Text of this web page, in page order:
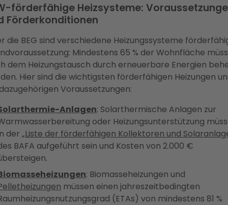
förderfähige Heizsysteme:
Förderkonditionen
die BEG sind verschiedene Heizungssysteme
Mindestens 65 % der Wohnfläche
dem Heizungstausch durch erneuerbare Energien
Hier sind die wichtigsten förderfähigen Heizungen
Voraussetzungen:
Anlagen: Solarthermische Anlagen zur
oder Heizungsunterstützung
der „Liste der förderfähigen Kollektoren und
BAFA aufgeführt sein und Kosten von 2.000 €
: Biomasseheizungen und
müssen einen jahreszeitbedingten
(ETAs) von mindestens 81 %